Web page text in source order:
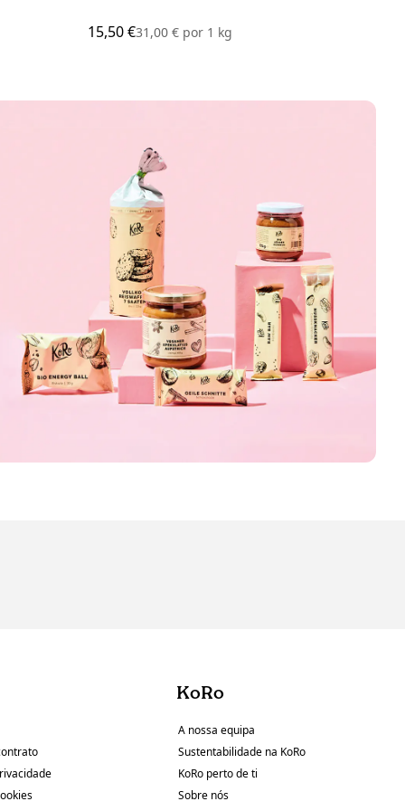
15,50 €31,00 € por1 kg
KoRo
A nossa equipa
Sustentabilidade na KoRo
KoRo perto de ti
Sobre nós